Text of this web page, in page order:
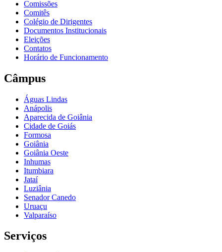
Comissões
Comitês
Colégio de Dirigentes
Documentos Institucionais
Eleições
Contatos
Horário de Funcionamento
Câmpus
Águas Lindas
Anápolis
Aparecida de Goiânia
Cidade de Goiás
Formosa
Goiânia
Goiânia Oeste
Inhumas
Itumbiara
Jataí
Luziânia
Senador Canedo
Uruaçu
Valparaíso
Serviços